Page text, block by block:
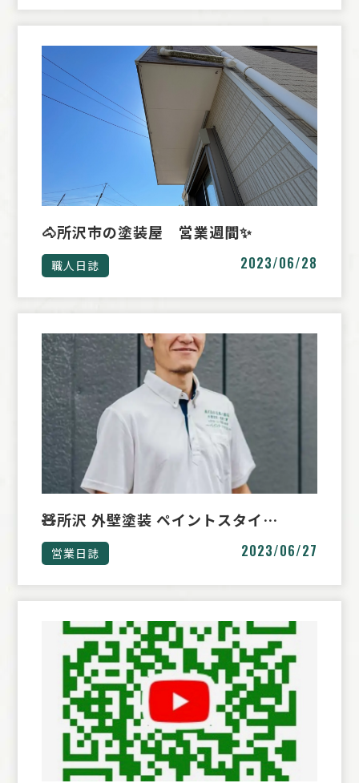
🐴所沢市の塗装屋 営業週間✨
職人日誌 2023/06/28
🧸所沢 外壁塗装 ペイントスタイ…
営業日誌 2023/06/27